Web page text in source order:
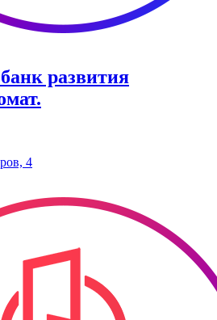
развития
4